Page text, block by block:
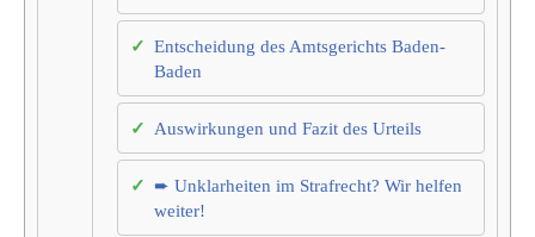
Entscheidung des Amtsgerichts Baden-
Baden
Auswirkungen und Fazit des Urteils
➨ Unklarheiten im Strafrecht? Wir helfen
weiter!